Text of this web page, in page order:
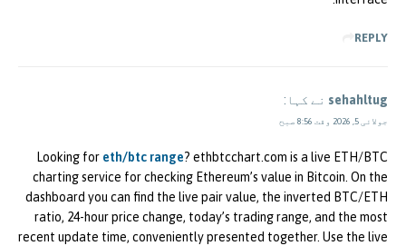
REPLY
sehahltug نے کہا:
جولائی 5, 2026 وقت 8:56 صبح
Looking for eth/btc range? ethbtcchart.com is a live ETH/BTC
charting service for checking Ethereum’s value in Bitcoin. On the
dashboard you can find the live pair value, the inverted BTC/ETH
ratio, 24-hour price change, today’s trading range, and the most
recent update time, conveniently presented together. Use the live